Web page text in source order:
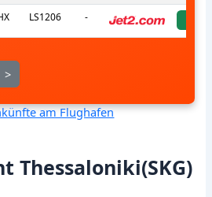
LS1206 -
>
am Flughafen
Thessaloniki(SKG)